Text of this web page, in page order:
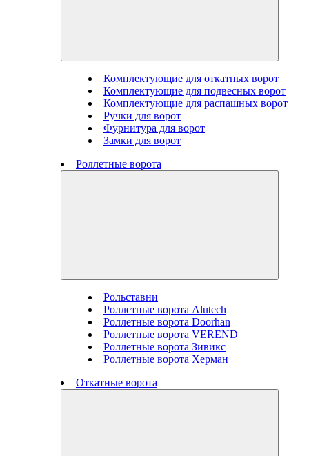
Комплектующие для откатных ворот
Комплектующие для подвесных ворот
Комплектующие для распашных ворот
Ручки для ворот
Фурнитура для ворот
Замки для ворот
Роллетные ворота
Рольставни
Роллетные ворота Alutech
Роллетные ворота Doorhan
Роллетные ворота VEREND
Роллетные ворота Зивикс
Роллетные ворота Херман
Откатные ворота